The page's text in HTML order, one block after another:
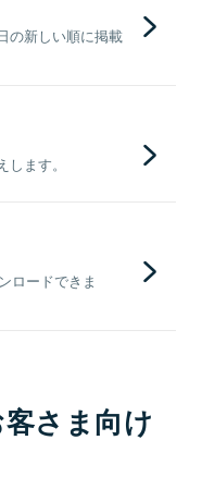
の新しい順に掲載
ます。
ロードできま
さま向け